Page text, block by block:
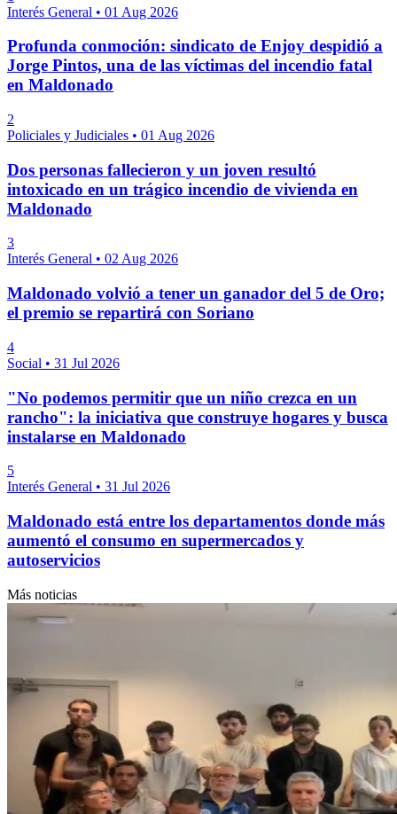
Interés General • 01 Aug 2026
Profunda conmoción: sindicato de Enjoy despidió a
Jorge Pintos, una de las víctimas del incendio fatal
en Maldonado
2
Policiales y Judiciales • 01 Aug 2026
Dos personas fallecieron y un joven resultó
intoxicado en un trágico incendio de vivienda en
Maldonado
3
Interés General • 02 Aug 2026
Maldonado volvió a tener un ganador del 5 de Oro;
el premio se repartirá con Soriano
4
Social • 31 Jul 2026
"No podemos permitir que un niño crezca en un
rancho": la iniciativa que construye hogares y busca
instalarse en Maldonado
5
Interés General • 31 Jul 2026
Maldonado está entre los departamentos donde más
aumentó el consumo en supermercados y
autoservicios
Más noticias